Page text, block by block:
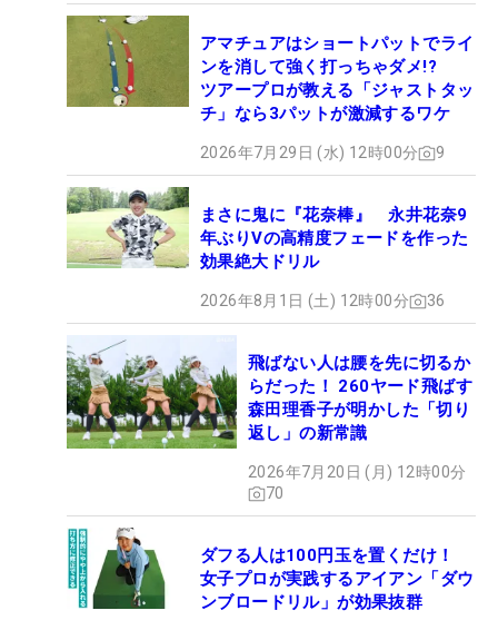
アマチュアはショートパットでライ
ンを消して強く打っちゃダメ!?
ツアープロが教える「ジャストタッ
チ」なら3パットが激減するワケ
2026年7月29日 (水) 12時00分 9
まさに鬼に『花奈棒』 永井花奈9
年ぶりVの高精度フェードを作った
効果絶大ドリル
2026年8月1日 (土) 12時00分 36
飛ばない人は腰を先に切るか
らだった！ 260ヤード飛ばす
森田理香子が明かした「切り
返し」の新常識
2026年7月20日 (月) 12時00分
70
ダフる人は100円玉を置くだけ！
女子プロが実践するアイアン「ダウ
ンブロードリル」が効果抜群